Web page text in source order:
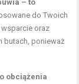
– to
do Twoich
oraz
butach, ponieważ
obciążenia